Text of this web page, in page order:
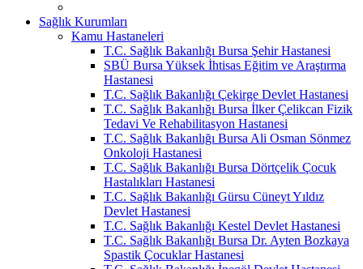
Sağlık Kurumları
Kamu Hastaneleri
T.C. Sağlık Bakanlığı Bursa Şehir Hastanesi
SBÜ Bursa Yüksek İhtisas Eğitim ve Araştırma
Hastanesi
T.C. Sağlık Bakanlığı Çekirge Devlet Hastanesi
T.C. Sağlık Bakanlığı Bursa İlker Çelikcan Fizik
Tedavi Ve Rehabilitasyon Hastanesi
T.C. Sağlık Bakanlığı Bursa Ali Osman Sönmez
Onkoloji Hastanesi
T.C. Sağlık Bakanlığı Bursa Dörtçelik Çocuk
Hastalıkları Hastanesi
T.C. Sağlık Bakanlığı Gürsu Cüneyt Yıldız
Devlet Hastanesi
T.C. Sağlık Bakanlığı Kestel Devlet Hastanesi
T.C. Sağlık Bakanlığı Bursa Dr. Ayten Bozkaya
Spastik Çocuklar Hastanesi